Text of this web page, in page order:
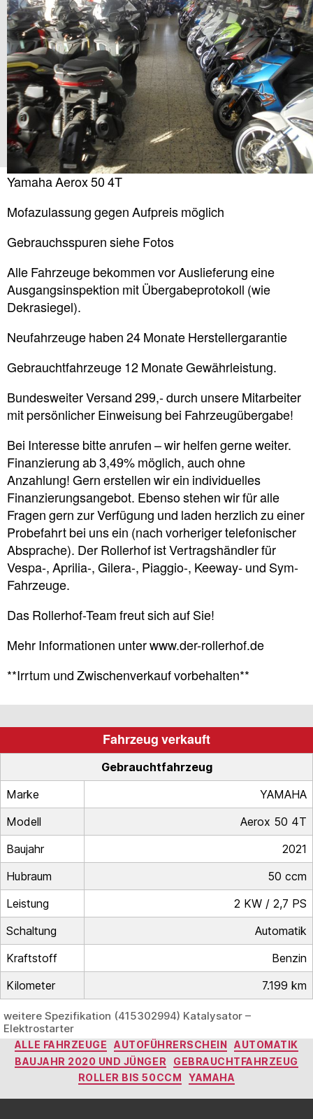
Yamaha Aerox 50 4T
Mofazulassung gegen Aufpreis möglich
Gebrauchsspuren siehe Fotos
Alle Fahrzeuge bekommen vor Auslieferung eine
Ausgangsinspektion mit Übergabeprotokoll (wie
Dekrasiegel).
Neufahrzeuge haben 24 Monate Herstellergarantie
Gebrauchtfahrzeuge 12 Monate Gewährleistung.
Bundesweiter Versand 299,- durch unsere Mitarbeiter
mit persönlicher Einweisung bei Fahrzeugübergabe!
Bei Interesse bitte anrufen – wir helfen gerne weiter.
Finanzierung ab 3,49% möglich, auch ohne
Anzahlung! Gern erstellen wir ein individuelles
Finanzierungsangebot. Ebenso stehen wir für alle
Fragen gern zur Verfügung und laden herzlich zu einer
Probefahrt bei uns ein (nach vorheriger telefonischer
Absprache). Der Rollerhof ist Vertragshändler für
Vespa-, Aprilia-, Gilera-, Piaggio-, Keeway- und Sym-
Fahrzeuge.
Das Rollerhof-Team freut sich auf Sie!
Mehr Informationen unter www.der-rollerhof.de
**Irrtum und Zwischenverkauf vorbehalten**
Fahrzeug verkauft
Gebrauchtfahrzeug
Marke
YAMAHA
Modell
Aerox 50 4T
Baujahr
2021
Hubraum
50 ccm
Leistung
2 KW / 2,7 PS
Schaltung
Automatik
Kraftstoff
Benzin
Kilometer
7.199 km
weitere Spezifikation (415302994) Katalysator –
Elektrostarter
Kategorien
ALLE FAHRZEUGE AUTOFÜHRERSCHEIN
AUTOMATIK
BAUJAHR 2020 UND JÜNGER
GEBRAUCHTFAHRZEUG
ROLLER BIS 50CCM
YAMAHA